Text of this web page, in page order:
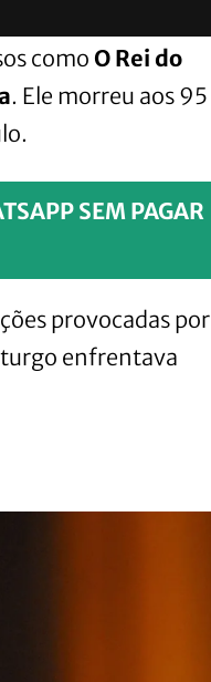
como O Rei do
. Ele morreu aos 95
SEM PAGAR
provocadas por
enfrentava